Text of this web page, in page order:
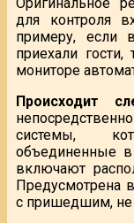
для контроля
примеру, если
приехали
мониторе
Происходит
системы,
объединенные
включают
Предусмотрена
с пришедшим, не